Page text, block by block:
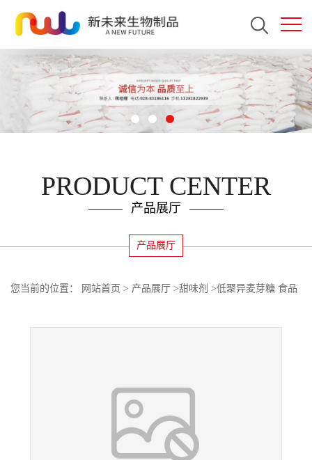
PRODUCT CENTER
产品展厅
产品展厅
您当前的位置： 网站首页 > 产品展厅 >甜味剂 >低聚异麦芽糖 食品